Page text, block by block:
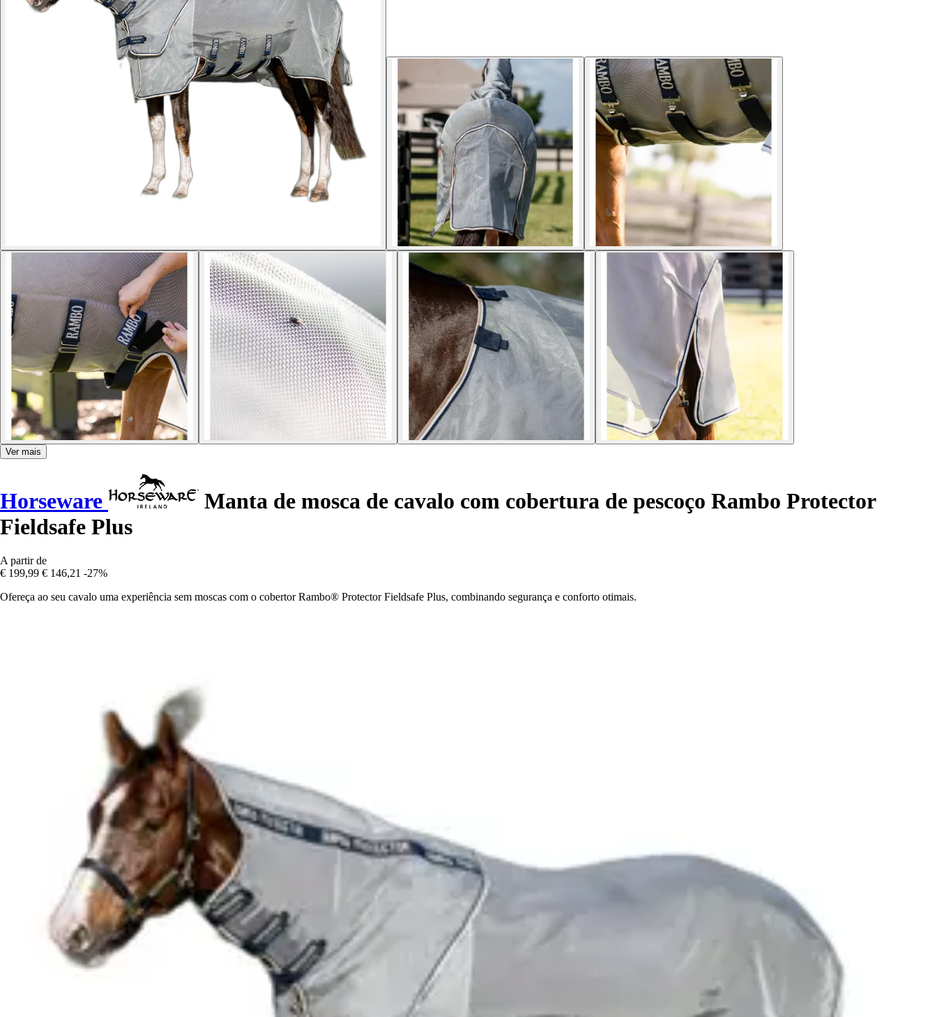
Ver mais
Horseware
Manta de mosca de cavalo com cobertura de pescoço Rambo Protector
Fieldsafe Plus
A partir de
€ 199,99 € 146,21 -27%
Ofereça ao seu cavalo uma experiência sem moscas com o cobertor Rambo® Protector Fieldsafe Plus, combinando segurança e conforto otimais.